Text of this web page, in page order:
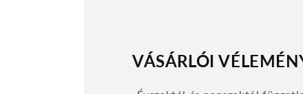
VÁSÁRLÓI